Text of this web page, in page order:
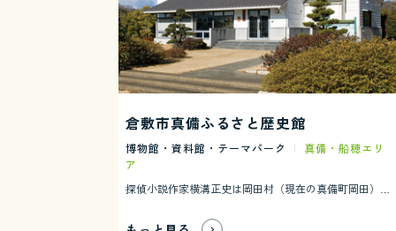
倉敷市真備ふるさと歴史館
博物館・資料館・テーマパーク |
真備・船穂エリ
ア